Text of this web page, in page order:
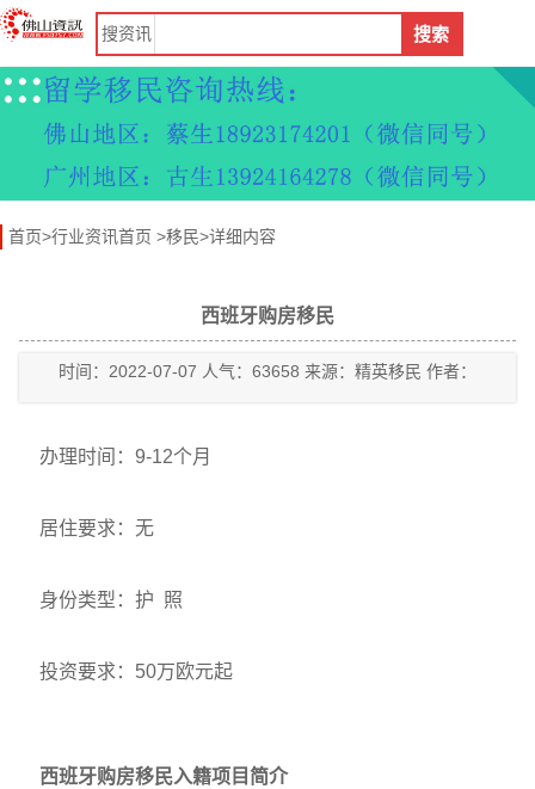
搜资讯 搜索
首页>行业资讯首页 >移民>详细内容
西班牙购房移民
时间：2022-07-07 人气：63658 来源：精英移民 作者：
办理时间： 9-12个月
居住要求： 无
身份类型： 护 照
投资要求： 50万欧元起
西班牙购房移民入籍项目简介